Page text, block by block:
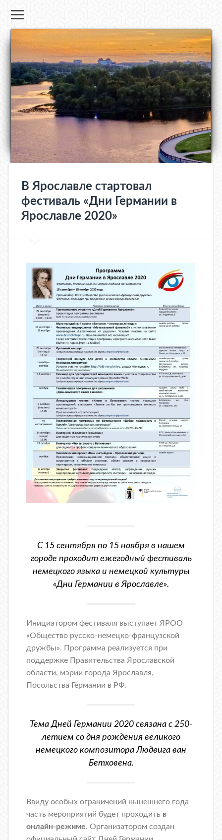
В Ярославле стартовал
фестиваль «Дни Германии в
Ярославле 2020»
С 15 сентября по 15 ноября в нашем
городе проходит ежегодный фестиваль
немецкого языка и немецкой культуры
«Дни Германии в Ярославле».
Инициатором фестиваля выступает ЯРОО
«Общество русско-немецко-французской
дружбы». Программа реализуется при
поддержке Правительства Ярославской
области, мэрии города Ярославля,
Посольства Германии в РФ.
Тема Дней Германии 2020 связана с 250-
летием со дня рождения великого
немецкого композитора Людвига ван
Бетховена.
Ввиду особых ограничений нынешнего года
часть мероприятий будет проходить в
онлайн-режиме. Организатором создан